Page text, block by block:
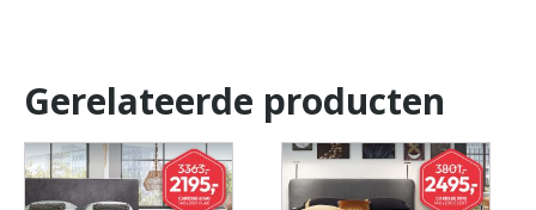
Gerelateerde producten